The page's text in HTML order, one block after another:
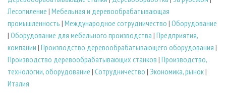
Лесопиление | Мебельная и деревообрабатывающая
промышленность | Международное сотрудничество | Оборудование
| Оборудование для мебельного производства | Предприятия,
компании | Производство деревообрабатывающего оборудования |
Производство деревообрабатывающих станков | Производство,
технологии, оборудование | Сотрудничество | Экономика, рынок|
Италия